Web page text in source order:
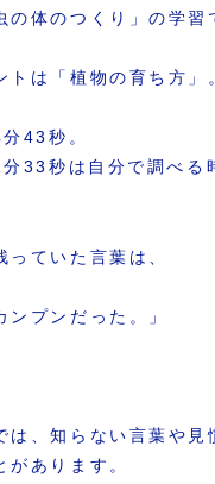
の体のつくり」の学習
トは「植物の育ち方」
43秒。
33秒は自分で調べる
っていた言葉は、
ンプンだった。」
は、知らない言葉や見
があります。